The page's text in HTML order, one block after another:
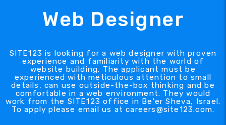
Web Designer
SITE123 is looking for a web designer with proven
experience and familiarity with the world of
website building. The applicant must be
experienced with meticulous attention to small
details, can use outside-the-box thinking and be
comfortable in a web environment. They would
work from the SITE123 office in Be'er Sheva, Israel.
To apply please email us at careers@site123.com.